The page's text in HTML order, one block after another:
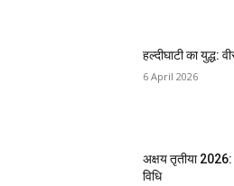
हल्दीघाटी का युद्ध:
6 April 2026
अक्षय तृतीया
विधि